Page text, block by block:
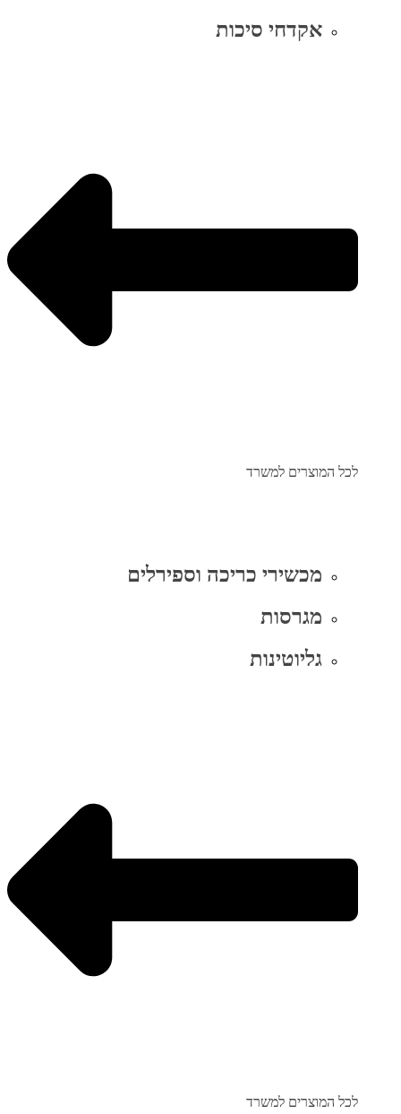
אקדחי סיכות
לכל המוצרים למשרד
מכשירי כריכה וספירלים
מגרסות
גליוטינות
לכל המוצרים למשרד